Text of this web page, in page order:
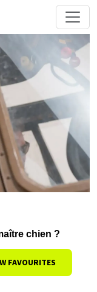
chien ?
FAVOURITES